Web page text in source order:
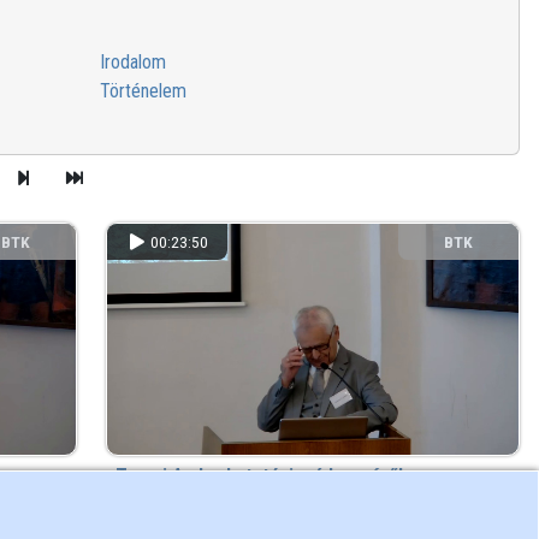
Irodalom
Történelem
BTK 00:23:50 BTK
Tarnai Andor kutatási módszeréről